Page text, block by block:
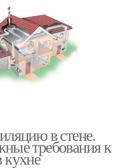
в стене.
требования к
кухне